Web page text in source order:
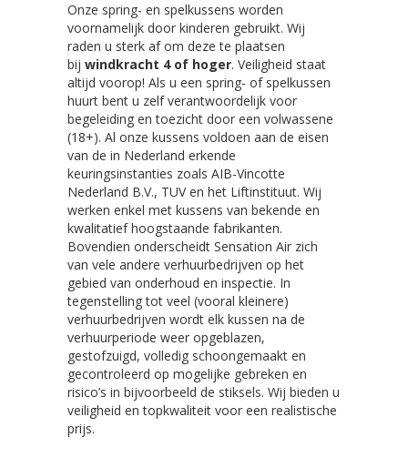
Onze spring- en spelkussens worden
voornamelijk door kinderen gebruikt. Wij
raden u sterk af om deze te plaatsen
bij windkracht 4 of hoger. Veiligheid staat
altijd voorop! Als u een spring- of spelkussen
huurt bent u zelf verantwoordelijk voor
begeleiding en toezicht door een volwassene
(18+). Al onze kussens voldoen aan de eisen
van de in Nederland erkende
keuringsinstanties zoals AIB-Vincotte
Nederland B.V., TUV en het Liftinstituut. Wij
werken enkel met kussens van bekende en
kwalitatief hoogstaande fabrikanten.
Bovendien onderscheidt Sensation Air zich
van vele andere verhuurbedrijven op het
gebied van onderhoud en inspectie. In
tegenstelling tot veel (vooral kleinere)
verhuurbedrijven wordt elk kussen na de
verhuurperiode weer opgeblazen,
gestofzuigd, volledig schoongemaakt en
gecontroleerd op mogelijke gebreken en
risico’s in bijvoorbeeld de stiksels. Wij bieden u
veiligheid en topkwaliteit voor een realistische
prijs.